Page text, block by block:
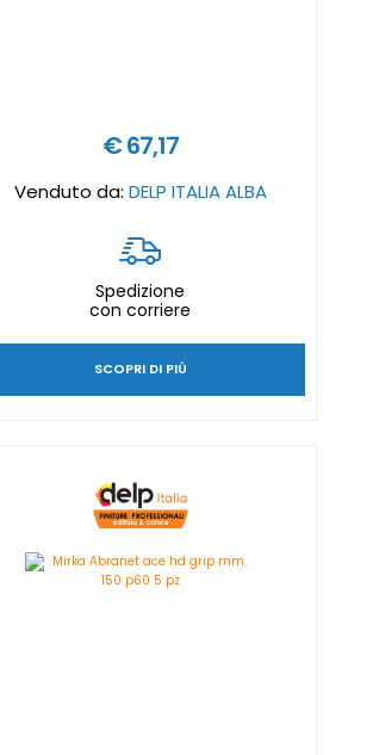
€ 67,17
Venduto da: DELP ITALIA ALBA
Spedizione
con corriere
SCOPRI DI PIÙ